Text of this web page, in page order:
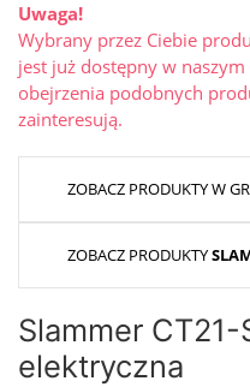
Uwaga!
Wybrany przez Ciebie
jest już dostępny w
obejrzenia podobnych
zainteresują.
ZOBACZ PRODUKTY W
ZOBACZ PRODUKTY
Slammer CT21-
elektryczna